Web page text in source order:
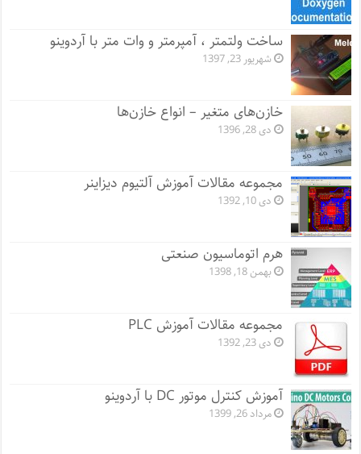
ساخت ولتمتر ، آمپرمتر و وات متر با آردوینو
شهریور 23, 1397
خازن‌های متغیر – انواع خازن‌ها
دی 28, 1396
مجموعه مقالات آموزش آلتیوم دیزاینر
دی 10, 1392
هرم اتوماسیون صنعتی
بهمن 18, 1398
مجموعه مقالات آموزش PLC
دی 23, 1392
آموزش کنترل موتور DC با آردوینو
مرداد 26, 1399